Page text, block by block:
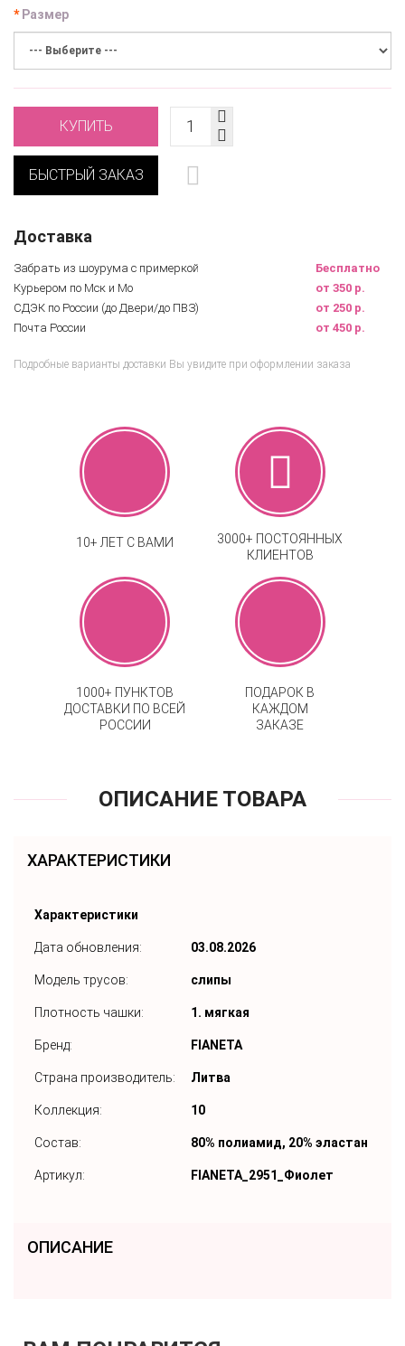
Размер
КУПИТЬ
БЫСТРЫЙ ЗАКАЗ
Доставка
Забрать из шоурума с примеркой
Бесплатно
Курьером по Мск и Мо
от 350 р.
СДЭК по России (до Двери/до ПВЗ)
от 250 р.
Почта России
от 450 р.
Подробные варианты доставки Вы увидите при оформлении заказа
10+ ЛЕТ С ВАМИ
3000+ ПОСТОЯННЫХ
КЛИЕНТОВ
1000+ ПУНКТОВ
ДОСТАВКИ ПО ВСЕЙ
РОССИИ
ПОДАРОК В
КАЖДОМ
ЗАКАЗЕ
ОПИСАНИЕ ТОВАРА
ХАРАКТЕРИСТИКИ
Характеристики
Дата обновления: 03.08.2026
Модель трусов: слипы
Плотность чашки: 1. мягкая
Бренд: FIANETA
Страна производитель: Литва
Коллекция: 10
Состав: 80% полиамид, 20% эластан
Артикул: FIANETA_2951_Фиолет
ОПИСАНИЕ